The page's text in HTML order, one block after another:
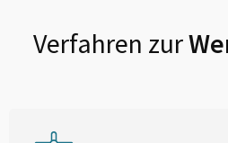
Verfahren zur